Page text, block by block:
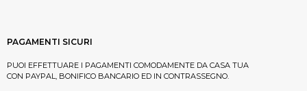
PAGAMENTI SICURI
PUOI EFFETTUARE I PAGAMENTI COMODAMENTE DA CASA TUA
CON PAYPAL, BONIFICO BANCARIO ED IN CONTRASSEGNO.